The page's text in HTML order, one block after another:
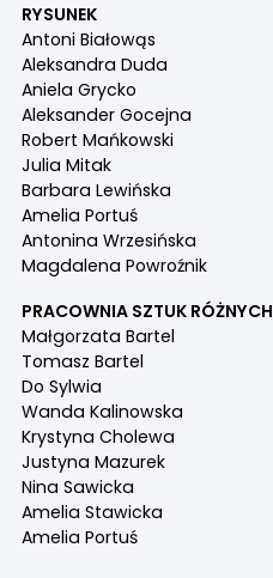
RYSUNEK
Antoni Białowąs
Aleksandra Duda
Aniela Grycko
Aleksander Gocejna
Robert Mańkowski
Julia Mitak
Barbara Lewińska
Amelia Portuś
Antonina Wrzesińska
Magdalena Powroźnik
PRACOWNIA SZTUK RÓŻNYCH
Małgorzata Bartel
Tomasz Bartel
Do Sylwia
Wanda Kalinowska
Krystyna Cholewa
Justyna Mazurek
Nina Sawicka
Amelia Stawicka
Amelia Portuś